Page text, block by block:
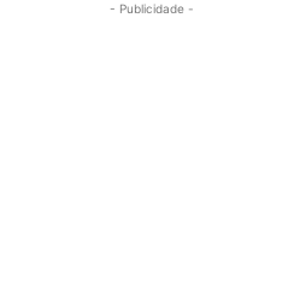
- Publicidade -